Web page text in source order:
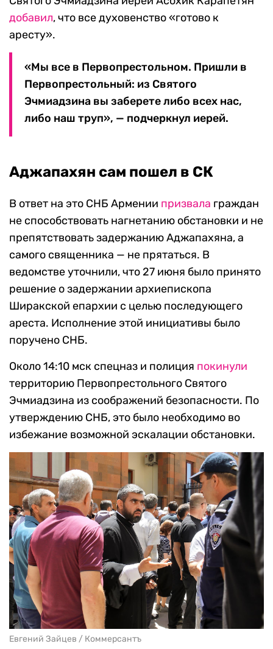
добавил, что все духовенство «готово к
аресту».
«Мы все в Первопрестольном. Пришли в
Первопрестольный: из Святого
Эчмиадзина вы заберете либо всех нас,
либо наш труп», — подчеркнул иерей.
Аджапахян сам пошел в СК
В ответ на это СНБ Армении призвала граждан
не способствовать нагнетанию обстановки и не
препятствовать задержанию Аджапахяна, а
самого священника — не прятаться. В
ведомстве уточнили, что 27 июня было принято
решение о задержании архиепископа
Ширакской епархии с целью последующего
ареста. Исполнение этой инициативы было
поручено СНБ.
Около 14:10 мск спецназ и полиция покинули
территорию Первопрестольного Святого
Эчмиадзина из соображений безопасности. По
утверждению СНБ, это было необходимо во
избежание возможной эскалации обстановки.
Евгений Зайцев / Коммерсантъ